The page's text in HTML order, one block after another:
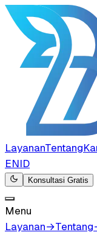
LayananTentang
ENID
Konsultasi Gratis
Menu
Layanan→Tentang